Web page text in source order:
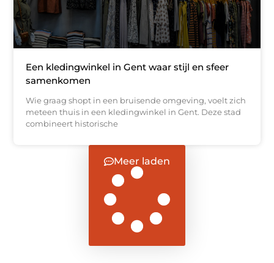
Een kledingwinkel in Gent waar stijl en sfeer
samenkomen
Wie graag shopt in een bruisende omgeving, voelt zich
meteen thuis in een kledingwinkel in Gent. Deze stad
combineert historische
Meer laden